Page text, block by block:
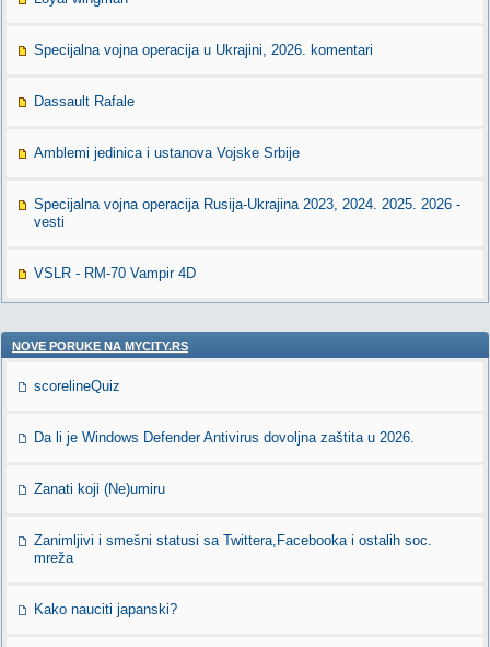
Specijalna vojna operacija u Ukrajini, 2026. komentari
Dassault Rafale
Amblemi jedinica i ustanova Vojske Srbije
Specijalna vojna operacija Rusija-Ukrajina 2023, 2024. 2025. 2026 -
vesti
VSLR - RM-70 Vampir 4D
NOVE PORUKE NA MYCITY.RS
scorelineQuiz
Da li je Windows Defender Antivirus dovoljna zaštita u 2026.
Zanati koji (Ne)umiru
Zanimljivi i smešni statusi sa Twittera,Facebooka i ostalih soc.
mreža
Kako nauciti japanski?